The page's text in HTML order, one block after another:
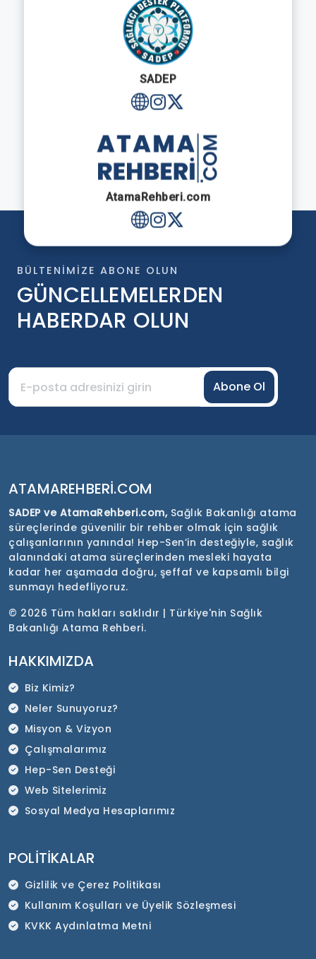
SADEP
AtamaRehberi.com
BÜLTENIMIZE ABONE OLUN
GÜNCELLEMELERDEN
HABERDAR OLUN
Abone Ol
ATAMAREHBERI.COM
SADEP ve AtamaRehberi.com, Sağlık Bakanlığı atama
süreçlerinde güvenilir bir rehber olmak için sağlık
çalışanlarının yanında! Hep-Sen’in desteğiyle, sağlık
alanındaki atama süreçlerinden mesleki hayata
kadar her aşamada doğru, şeffaf ve kapsamlı bilgi
sunmayı hedefliyoruz.
© 2026 Tüm hakları saklıdır | Türkiye'nin Sağlık
Bakanlığı Atama Rehberi.
HAKKIMIZDA
Biz Kimiz?
Neler Sunuyoruz?
Misyon & Vizyon
Çalışmalarımız
Hep-Sen Desteği
Web Sitelerimiz
Sosyal Medya Hesaplarımız
POLITIKALAR
Gizlilik ve Çerez Politikası
Kullanım Koşulları ve Üyelik Sözleşmesi
KVKK Aydınlatma Metni